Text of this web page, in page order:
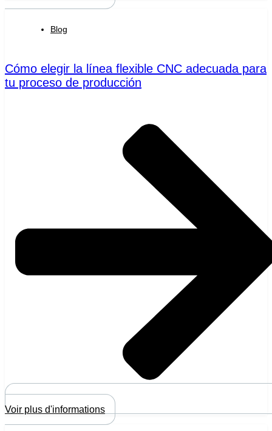
Blog
Cómo elegir la línea flexible CNC adecuada para
tu proceso de producción
Voir plus d'informations